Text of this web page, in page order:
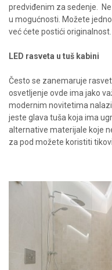
predviđenim za sedenje.
u mogućnosti. Možete
već ćete postići originalnost.
LED rasveta u tuš kabini
Često se zanemaruje
osvetljenje ovde ima jako
modernim novitetima nalazi
jeste glava tuša koja ima
alternative materijale koje
za pod možete koristiti